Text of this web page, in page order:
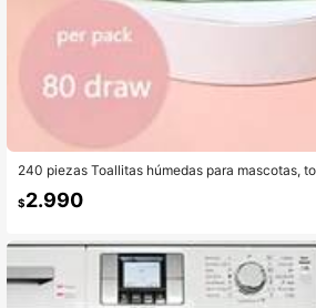
240 piezas Toallitas húmedas para mascotas,
anchas de lágrimas y partes del Body, toallitas
uso diario y viajes
$2.990